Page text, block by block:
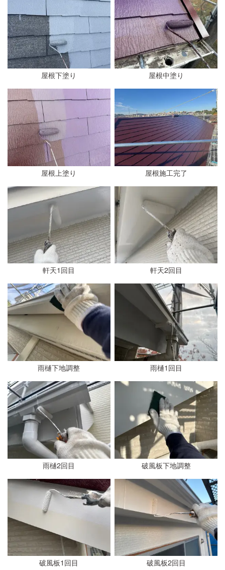
屋根下塗り 屋根中塗り
屋根上塗り 屋根施工完了
軒天1回目 軒天2回目
雨樋下地調整 雨樋1回目
雨樋2回目 破風板下地調整
破風板1回目 破風板2回目